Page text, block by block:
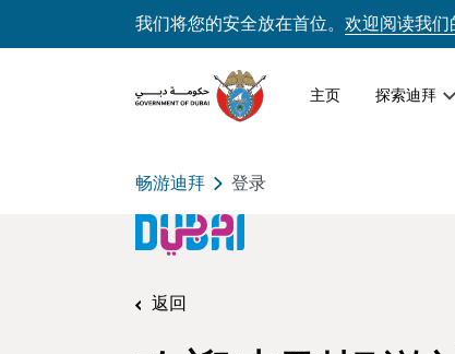
我们将您的安全放在首位。 欢迎阅读我
主页 探索迪拜
畅游迪拜 登录
返回